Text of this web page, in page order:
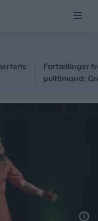
Fortællinger fra en
politimand: